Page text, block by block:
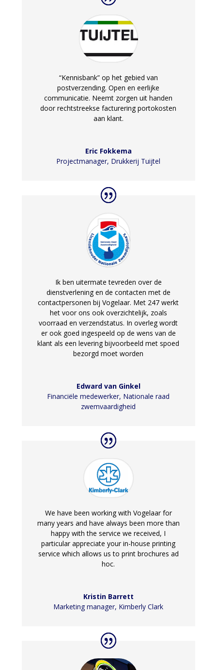
“Kennisbank” op het gebied van
postverzending. Open en eerlijke
communicatie. Neemt zorgen uit handen
door rechtstreekse facturering portokosten
aan klant.
Eric Fokkema
Projectmanager, Drukkerij Tuijtel
Ik ben uitermate tevreden over de
dienstverlening en de contacten met de
contactpersonen bij Vogelaar. Met 247 werkt
het voor ons ook overzichtelijk, zoals
voorraad en verzendstatus. In overleg wordt
er ook goed ingespeeld op de wens van de
klant als een levering bijvoorbeeld met spoed
bezorgd moet worden
Edward van Ginkel
Financiële medewerker, Nationale raad
zwemvaardigheid
We have been working with Vogelaar for
many years and have always been more than
happy with the service we received, I
particular appreciate your in-house printing
service which allows us to print brochures ad
hoc.
Kristin Barrett
Marketing manager, Kimberly Clark